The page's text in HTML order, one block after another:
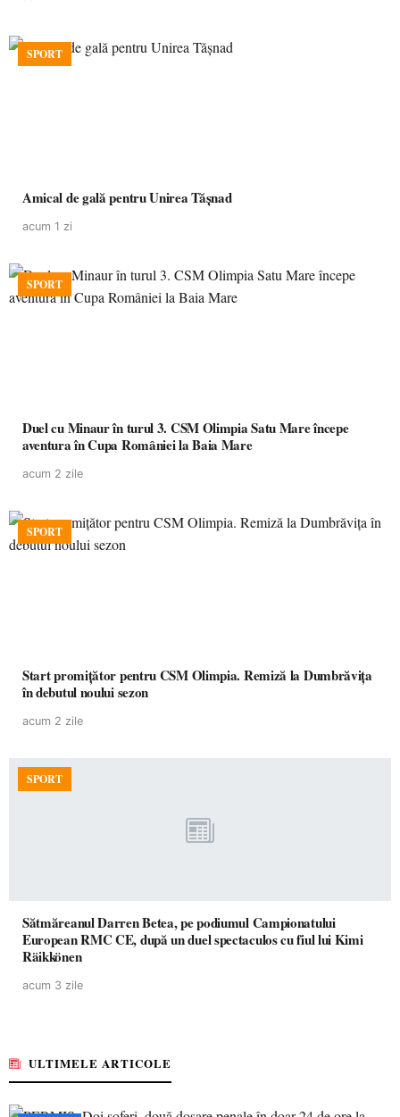
SPORT
Amical de gală pentru Unirea Tășnad
acum 1 zi
SPORT
Duel cu Minaur în turul 3. CSM Olimpia Satu Mare începe
aventura în Cupa României la Baia Mare
acum 2 zile
SPORT
Start promițător pentru CSM Olimpia. Remiză la Dumbrăvița
în debutul noului sezon
acum 2 zile
SPORT
Sătmăreanul Darren Betea, pe podiumul Campionatului
European RMC CE, după un duel spectaculos cu fiul lui Kimi
Räikkönen
acum 3 zile
ULTIMELE ARTICOLE